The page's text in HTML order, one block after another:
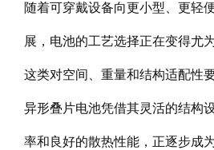
随着可穿戴设备向更小型、更轻
展，电池的工艺选择正在变得尤
这类对空间、重量和结构适配性
异形叠片电池凭借其灵活的结构
率和良好的散热性能，正逐步成